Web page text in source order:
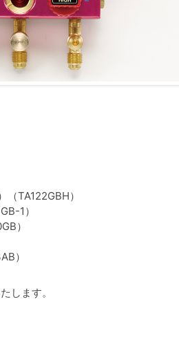
TA122GBH）
1）
）
）
します。